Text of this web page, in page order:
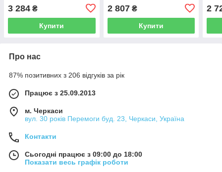
3 284 ₴
Купити
2 807₴
Купити
2
Про нас
87% позитивних з 206 відгуків за рік
Працює з 25.09.2013
м. Черкаси
вул. 30 років Перемоги буд. 23, Черкаси, Україна
Контакти
Сьогодні працює з 09:00 до 18:00
Показати весь графік роботи